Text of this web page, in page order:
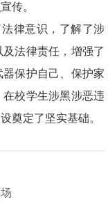
传。
律意识，了解了涉
法律责任，增强了
保护自己、保护家
校学生涉黑涉恶违
奠定了坚实基础。